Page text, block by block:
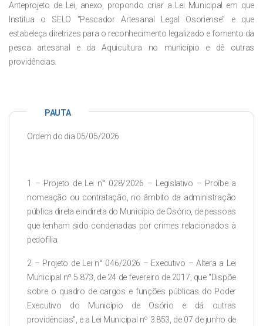
Anteprojeto de Lei, anexo, propondo criar a Lei Municipal em que
Institua o SELO “Pescador Artesanal Legal Osoriense” e que
estabeleça diretrizes para o reconhecimento legalizado e fomento da
pesca artesanal e da Aquicultura no município e dê outras
providências.
PAUTA
Ordem do dia 05/05/2026
1 – Projeto de Lei n° 028/2026 – Legislativo – Proíbe a
nomeação ou contratação, no âmbito da administração
pública direta e indireta do Município de Osório, de pessoas
que tenham sido condenadas por crimes relacionados à
pedofilia.
2 – Projeto de Lei n° 046/2026 – Executivo – Altera a Lei
Municipal nº 5.873, de 24 de fevereiro de 2017, que "Dispõe
sobre o quadro de cargos e funções públicas do Poder
Executivo do Município de Osório e dá outras
providências", e a Lei Municipal nº 3.853, de 07 de junho de